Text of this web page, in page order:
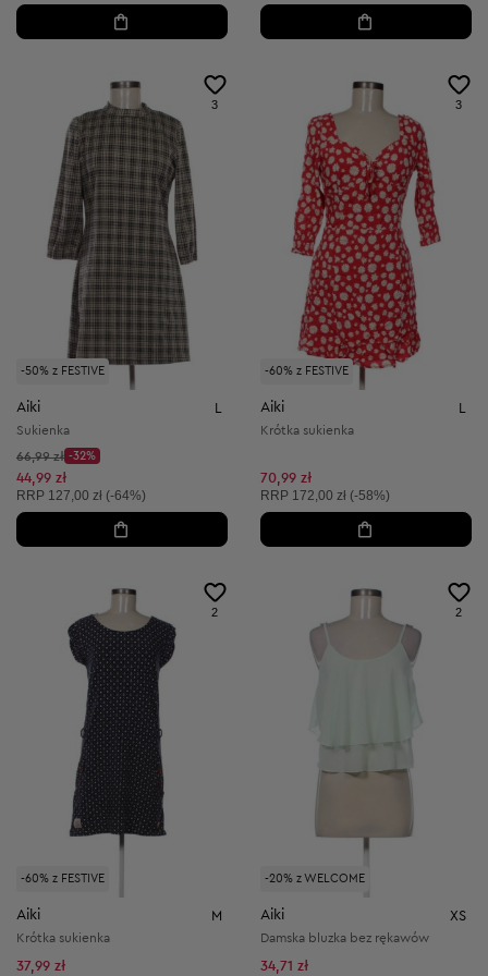
-50% z FESTIVE
3
Aiki L
Sukienka
Cena początkowa:
66,99 zł
Discount Price:
-32%
Obniżona cena:
44,99 zł
Cena sugerowana:
RRP 127,00 zł (-64%)
-60% z FESTIVE
3
Aiki L
Krótka sukienka
70,99 zł
Cena sugerowana:
RRP 172,00 zł (-58%)
-60% z FESTIVE
2
Aiki M
Krótka sukienka
37,99 zł
-20% z WELCOME
2
Aiki XS
Damska bluzka bez rękawów
34,71 zł